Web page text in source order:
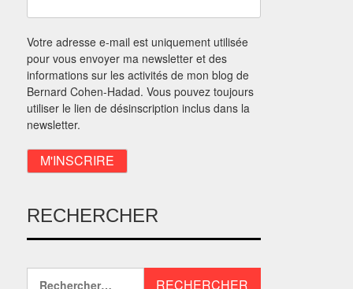
Votre adresse e-mail est uniquement utilisée
pour vous envoyer ma newsletter et des
informations sur les activités de mon blog de
Bernard Cohen-Hadad. Vous pouvez toujours
utiliser le lien de désinscription inclus dans la
newsletter.
RECHERCHER